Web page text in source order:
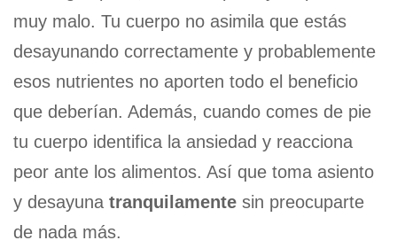
muy malo. Tu cuerpo no asimila que estás
desayunando correctamente y probablemente
esos nutrientes no aporten todo el beneficio
que deberían. Además, cuando comes de pie
tu cuerpo identifica la ansiedad y reacciona
peor ante los alimentos. Así que toma asiento
y desayuna tranquilamente sin preocuparte
de nada más.